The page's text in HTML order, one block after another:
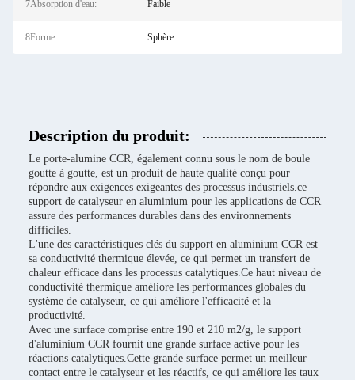
7Absorption d'eau: Faible
8Forme: Sphère
Description du produit:
Le porte-alumine CCR, également connu sous le nom de boule
goutte à goutte, est un produit de haute qualité conçu pour
répondre aux exigences exigeantes des processus industriels.ce
support de catalyseur en aluminium pour les applications de CCR
assure des performances durables dans des environnements
difficiles.
L'une des caractéristiques clés du support en aluminium CCR est
sa conductivité thermique élevée, ce qui permet un transfert de
chaleur efficace dans les processus catalytiques.Ce haut niveau de
conductivité thermique améliore les performances globales du
système de catalyseur, ce qui améliore l'efficacité et la
productivité.
Avec une surface comprise entre 190 et 210 m2/g, le support
d'aluminium CCR fournit une grande surface active pour les
réactions catalytiques.Cette grande surface permet un meilleur
contact entre le catalyseur et les réactifs, ce qui améliore les taux